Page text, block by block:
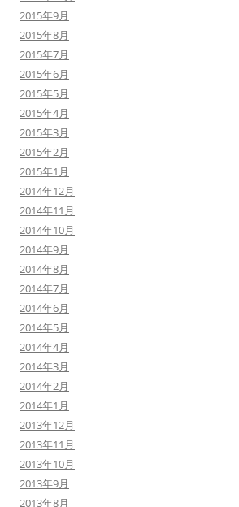
2015年9月
2015年8月
2015年7月
2015年6月
2015年5月
2015年4月
2015年3月
2015年2月
2015年1月
2014年12月
2014年11月
2014年10月
2014年9月
2014年8月
2014年7月
2014年6月
2014年5月
2014年4月
2014年3月
2014年2月
2014年1月
2013年12月
2013年11月
2013年10月
2013年9月
2013年8月